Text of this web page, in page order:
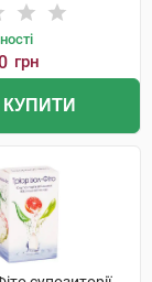
грн